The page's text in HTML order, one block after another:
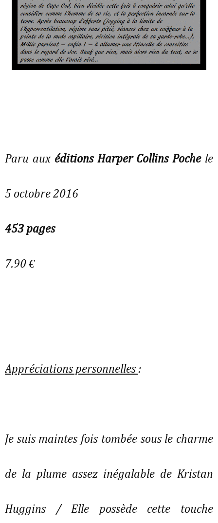
Paru aux éditions Harper Collins Pochele
5 octobre 2016
453 pages
7.90 €
Appréciations personnelles :
Je suis maintes fois tombée sous le charme
de la plume assez inégalable de Kristan
Huggins / Elle possède cette touche